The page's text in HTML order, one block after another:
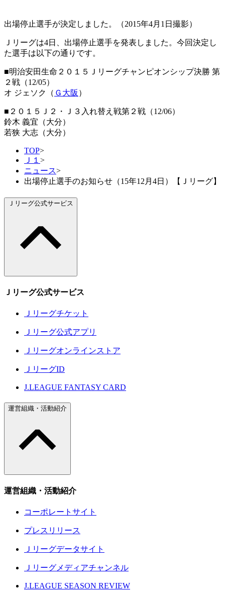
出場停止選手が決定しました。（2015年4月1日撮影）
Ｊリーグは4日、出場停止選手を発表しました。今回決定し
た選手は以下の通りです。
■明治安田生命２０１５Ｊリーグチャンピオンシップ決勝 第
２戦（12/05）
オ ジェソク（ Ｇ大阪 ）
■２０１５Ｊ２・Ｊ３入れ替え戦第２戦（12/06）
鈴木 義宜（大分）
若狭 大志（大分）
TOP>
Ｊ１ >
ニュース>
出場停止選手のお知らせ（15年12月4日）【Ｊリーグ】
Ｊリーグ公式サービス
Ｊリーグ公式サービス
Ｊリーグチケット
Ｊリーグ公式アプリ
Ｊリーグオンラインストア
ＪリーグID
J.LEAGUE FANTASY CARD
運営組織・活動紹介
運営組織・活動紹介
コーポレートサイト
プレスリリース
Ｊリーグデータサイト
Ｊリーグメディアチャンネル
J.LEAGUE SEASON REVIEW